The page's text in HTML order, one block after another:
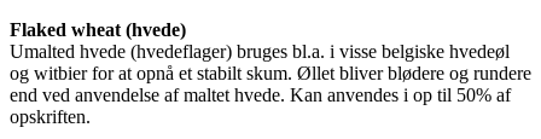
Flaked wheat (hvede)
Umalted hvede (hvedeflager) bruges bl.a. i visse belgiske hvedeøl
og witbier for at opnå et stabilt skum. Øllet bliver blødere og rundere
end ved anvendelse af maltet hvede. Kan anvendes i op til 50% af
opskriften.